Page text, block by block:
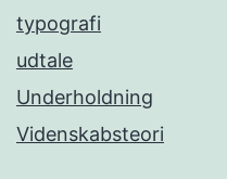
typografi
udtale
Underholdning
Videnskabsteori